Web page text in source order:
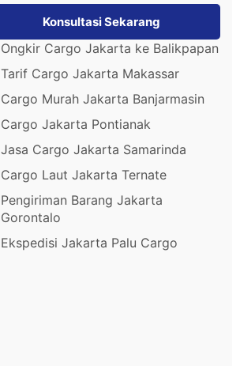
Konsultasi Sekarang
Ongkir Cargo Jakarta ke Balikpapan
Tarif Cargo Jakarta Makassar
Cargo Murah Jakarta Banjarmasin
Cargo Jakarta Pontianak
Jasa Cargo Jakarta Samarinda
Cargo Laut Jakarta Ternate
Pengiriman Barang Jakarta
Gorontalo
Ekspedisi Jakarta Palu Cargo